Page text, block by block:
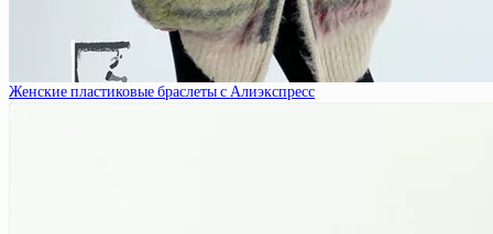
Женские пластиковые браслеты с Алиэкспресс